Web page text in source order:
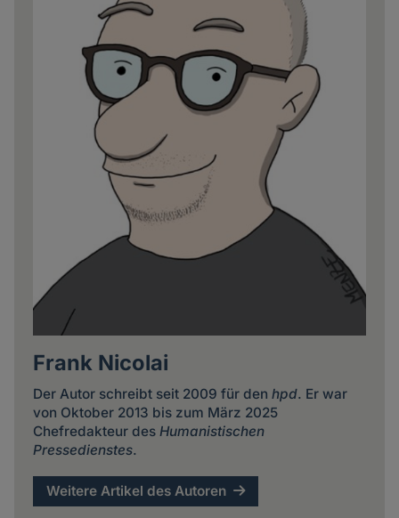
Frank Nicolai
Der Autor schreibt seit 2009 für den hpd. Er war
von Oktober 2013 bis zum März 2025
Chefredakteur des Humanistischen
Pressedienstes.
Weitere Artikel des Autoren